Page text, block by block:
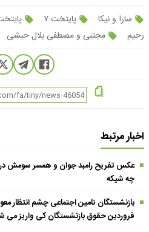
سارا و نیکا پایتخت ۷ پایتخت ۷
رحیم
مجتبی و مصطفی بلال حبشی
اخبار مرتبط
عکس تفریح رامبد جوان و همسر سومش در
چه شیکه
فروردین حقوق بازنشستگان کی واریز می